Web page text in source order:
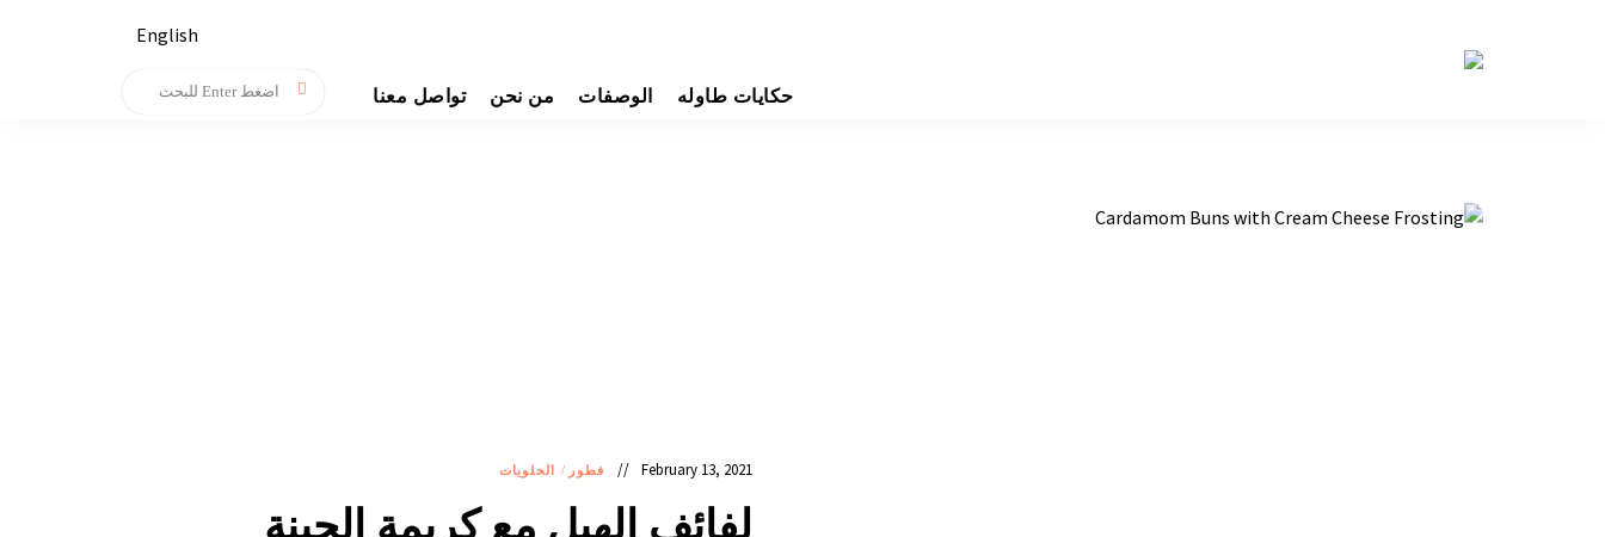
حكايات طاوله الوصفات من نحن تواصل معنا
English
February 13, 2021 فطور / الحلويات
لفائف الهيل مع كريمة الجبنة